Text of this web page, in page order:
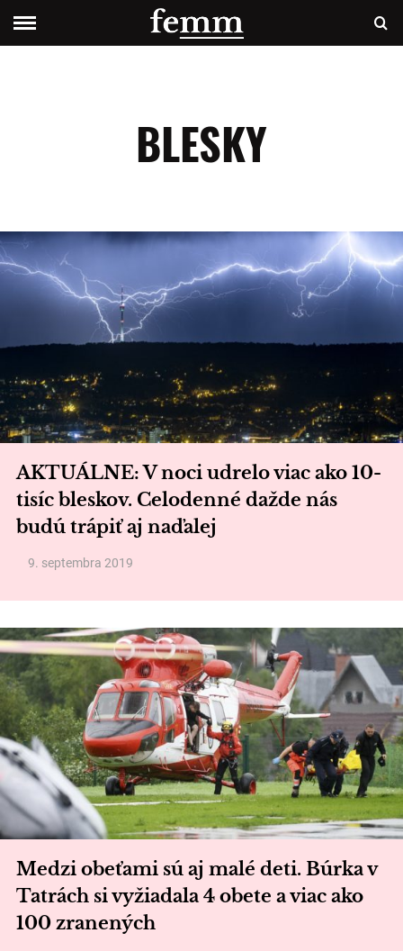
BLESKY
AKTUÁLNE: V noci udrelo viac ako 10-
tisíc bleskov. Celodenné dažde nás
budú trápiť aj naďalej
9. septembra 2019
Medzi obeťami sú aj malé deti. Búrka v
Tatrách si vyžiadala 4 obete a viac ako
100 zranených